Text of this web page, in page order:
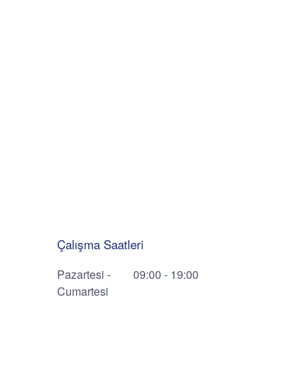
Çalışma Saatleri
Pazartesi -
Cumartesi
09:00 - 19:00